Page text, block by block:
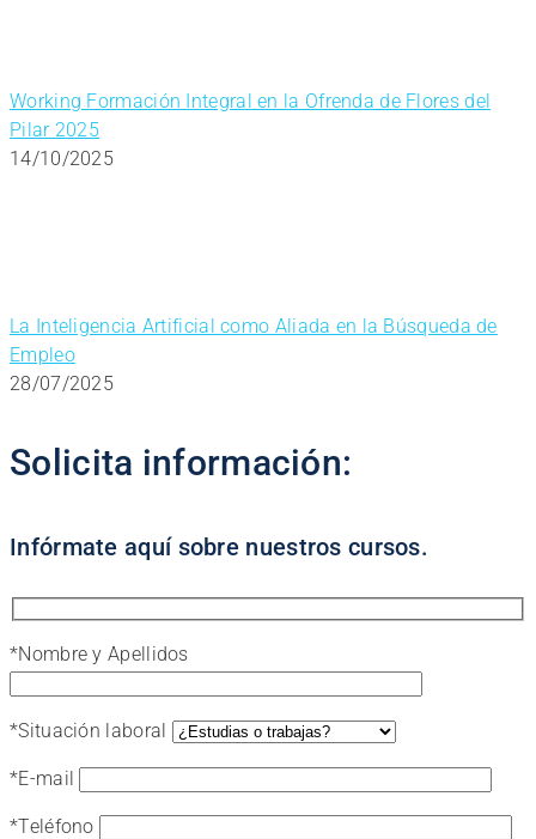
Working Formación Integral en la Ofrenda de Flores del
Pilar 2025
14/10/2025
La Inteligencia Artificial como Aliada en la Búsqueda de
Empleo
28/07/2025
Solicita información:
Infórmate aquí sobre nuestros cursos.
*Nombre y Apellidos
*Situación laboral
*E-mail
*Teléfono